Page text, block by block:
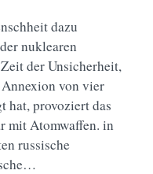
dazu
nuklearen
der Unsicherheit,
von vier
hat, provoziert das
mit Atomwaffen. in
russische